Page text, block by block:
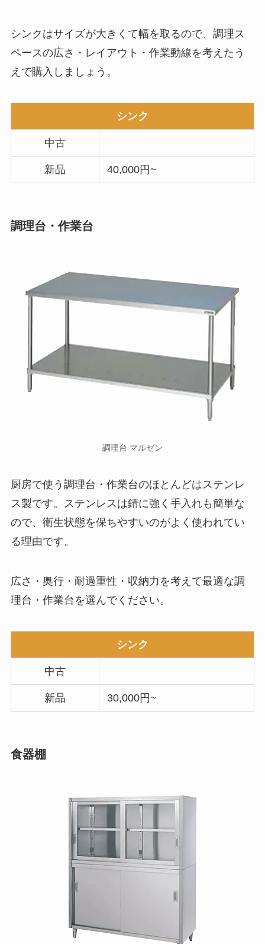
シンクはサイズが大きくて幅を取るので、調理ス
ペースの広さ・レイアウト・作業動線を考えたう
えで購入しましょう。
シンク
中古
新品 40,000円~
調理台・作業台
調理台 マルゼン
厨房で使う調理台・作業台のほとんどはステンレ
ス製です。ステンレスは錆に強く手入れも簡単な
ので、衛生状態を保ちやすいのがよく使われてい
る理由です。
広さ・奥行・耐過重性・収納力を考えて最適な調
理台・作業台を選んでください。
シンク
中古
新品 30,000円~
食器棚